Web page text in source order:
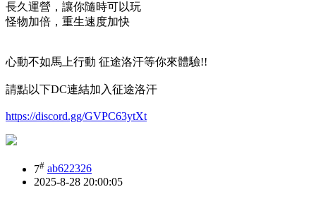
長久運營，讓你隨時可以玩
怪物加倍，重生速度加快
心動不如馬上行動 征途洛汗等你來體驗!!
請點以下DC連結加入征途洛汗
https://discord.gg/GVPC63ytXt
7# ab622326
2025-8-28 20:00:05